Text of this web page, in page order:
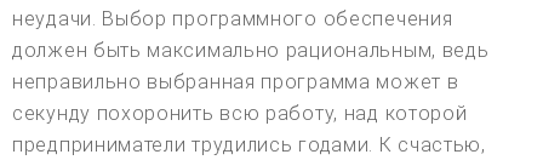
неудачи. Выбор программного обеспечения
должен быть максимально рациональным, ведь
неправильно выбранная программа может в
секунду похоронить всю работу, над которой
предприниматели трудились годами. К счастью,